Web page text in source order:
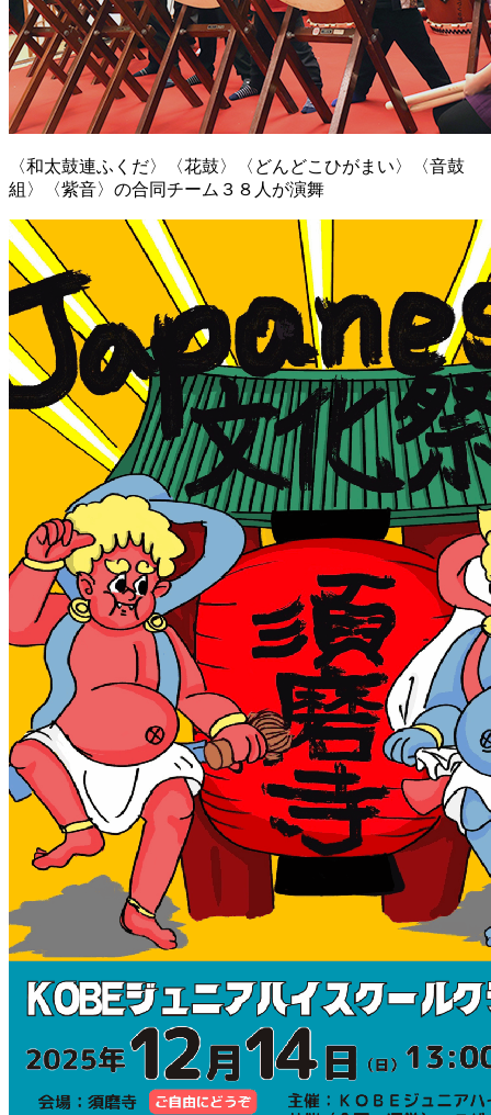
〈和太鼓連ふくだ〉〈花鼓〉〈どんどこひがまい〉〈音鼓
組〉〈紫音〉の合同チーム３８人が演舞